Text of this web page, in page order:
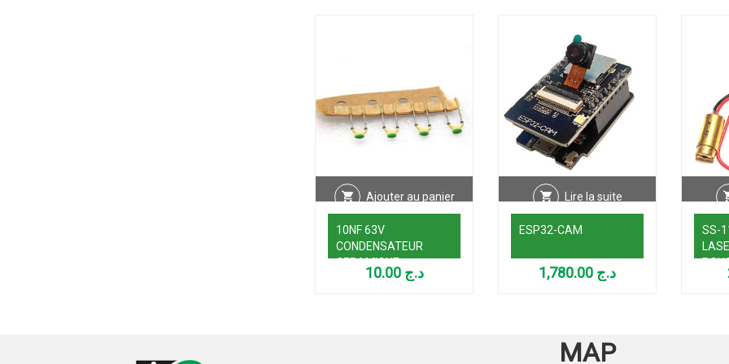
Ajouter au panier
10NF 63V
CONDENSATEUR
CERAMIQUE
د.ج 10.00
Lire la suite
ESP32-CAM
د.ج
SS-
MAP